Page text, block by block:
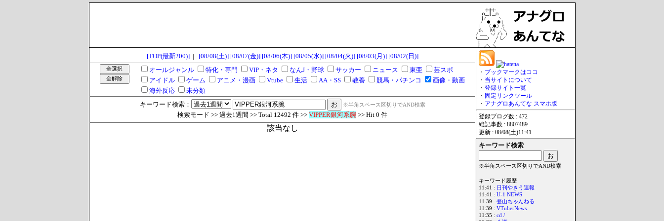
[TOP(最新200)]| [08/08(土)] [08/07(金)] [08/06(木)] [08/05(水)] [08/04(火)] [08/03(月)] [08/02(日)]
オールジャンル
特化・専門 VIP・ネタ なんJ・野球 サッカー ニュース 東亜
芸スポ
アイドル
ゲーム アニメ・漫画 Vtube 生活 AA・SS 教養 競馬・パチンコ
画像・動画
海外反応
未分類
キーワード検索：
※半角スペース区切りでAND検索
検索モード >> 過去1週間 >> Total 12492 件 >> VIPPER銀河系腕 >> Hit 0 件
該当なし
・ ブックマークはココ
・ 当サイトについて
・ 登録サイト一覧
・ 固定リンクツール
・ アナグロあんてな スマホ版
登録ブログ数 : 472
総記事数 : 8807489
更新 : 08/08(土)11:41
キーワード検索
※半角スペース区切りでAND検索
キーワード履歴
11:41 : 日刊やきう速報
11:41 : U-1 NEWS
11:39 : 登山ちゃんねる
11:39 : VTuberNews
11:35 : cd /